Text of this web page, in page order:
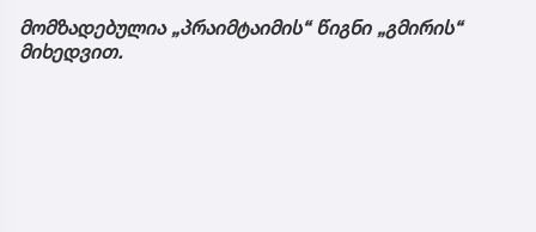
მომზადებულია „პრაიმტაიმის“ წიგნი „გმირის“
მიხედვით.